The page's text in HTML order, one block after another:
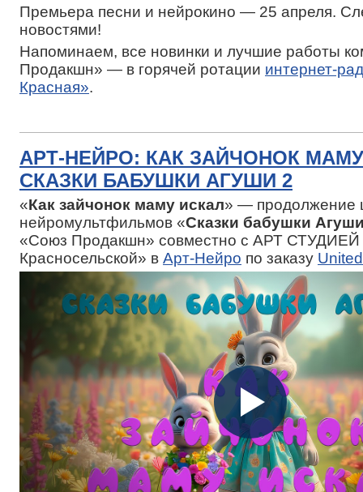
Премьера песни и нейрокино — 25 апреля.
новостями!
Напоминаем, все новинки и лучшие работы
Продакшн» — в горячей ротации интернет-
Красная».
АРТ-НЕЙРО: КАК ЗАЙЧОНОК
СКАЗКИ БАБУШКИ АГУШИ 2
«Как зайчонок маму искал» — продолжение
нейромультфильмов «Сказки бабушки
«Союз Продакшн» совместно с АРТ
Красносельской» в Арт-Нейро по заказу